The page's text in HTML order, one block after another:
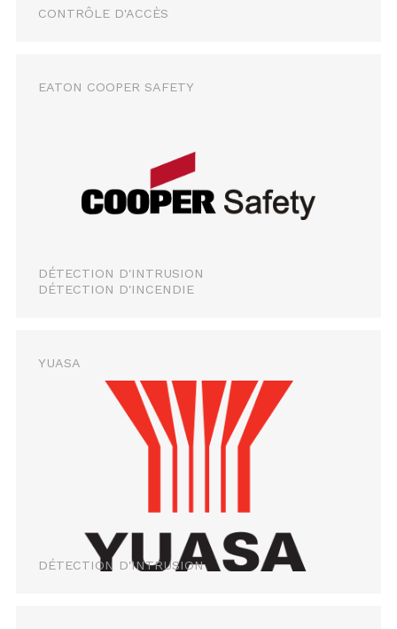
CONTRÔLE D'ACCÈS
EATON COOPER SAFETY
DÉTECTION D'INTRUSION
DÉTECTION D'INCENDIE
YUASA
DÉTECTION D'INTRUSION